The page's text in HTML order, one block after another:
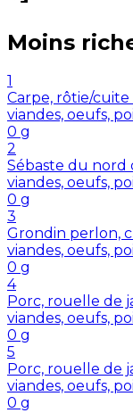
Moins
1
Carpe, rôtie/
viandes, oeufs,
0 g
2
Sébaste du nord
viandes, oeufs,
0 g
3
Grondin perlon,
viandes, oeufs,
0 g
4
Porc, rouelle de
viandes, oeufs,
0 g
5
Porc, rouelle de
viandes, oeufs,
0 g